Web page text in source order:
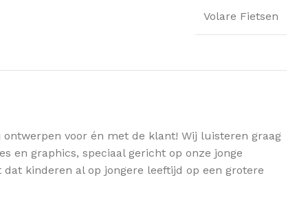
Volare Fietsen
voor én met de klant! Wij luisteren graag
en graphics, speciaal gericht op onze jonge
kinderen al op jongere leeftijd op een grotere